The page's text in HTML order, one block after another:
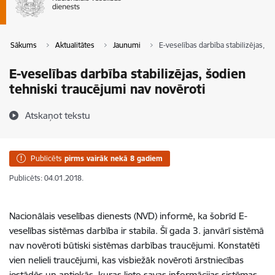
Sākums Aktualitātes Jaunumi E-veselības darbība stabilizējas,
E-veselības darbība stabilizējas, šodien
tehniski traucējumi nav novēroti
Atskaņot tekstu
Publicēts pirms vairāk nekā 8 gadiem
Publicēts: 04.01.2018.
Nacionālais veselības dienests (NVD) informē, ka šobrīd E-
veselības sistēmas darbība ir stabila. Šī gada 3. janvārī sistēmā
nav novēroti būtiski sistēmas darbības traucējumi. Konstatēti
vien nelieli traucējumi, kas visbiežāk novēroti ārstniecības